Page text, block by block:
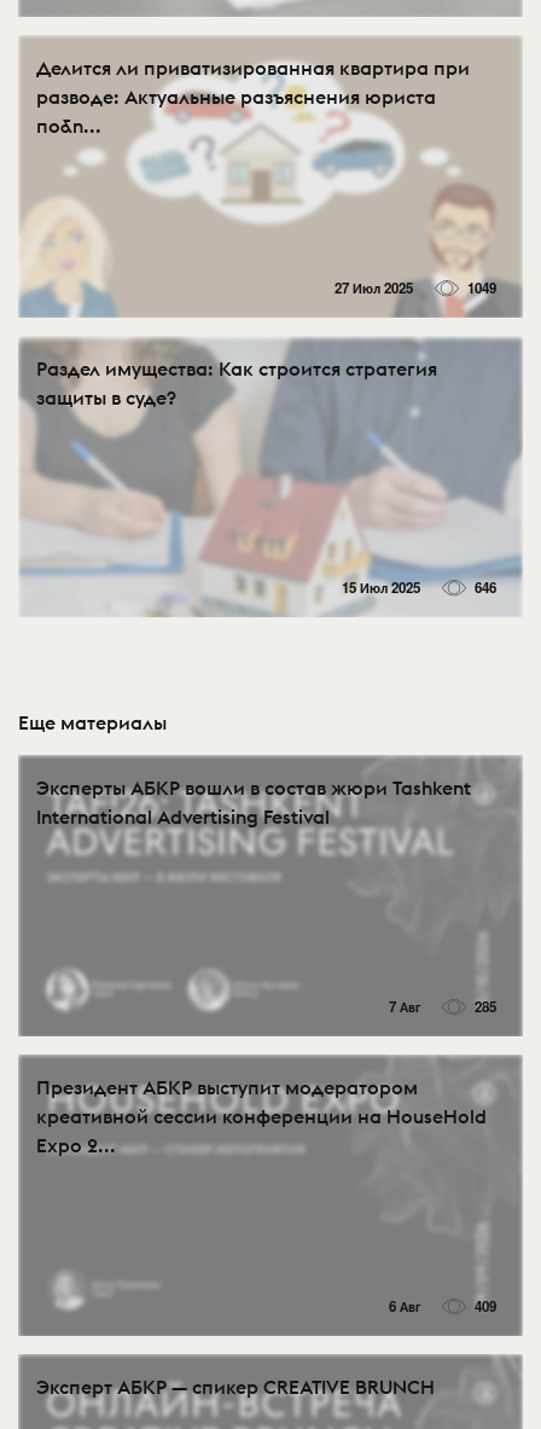
Делится ли приватизированная квартира при
разводе: Актуальные разъяснения юриста
по&n...
27 Июл 2025 1049
Раздел имущества: Как строится стратегия
защиты в суде?
15 Июл 2025 646
Еще материалы
Эксперты АБКР вошли в состав жюри Tashkent
International Advertising Festival
7 Авг 285
Президент АБКР выступит модератором
креативной сессии конференции на HouseHold
Expo 2...
6 Авг 409
Эксперт АБКР — спикер CREATIVE BRUNCH